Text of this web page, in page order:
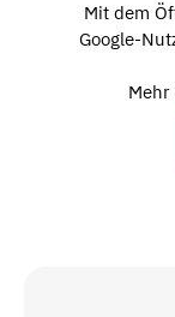
Mit dem
Google-